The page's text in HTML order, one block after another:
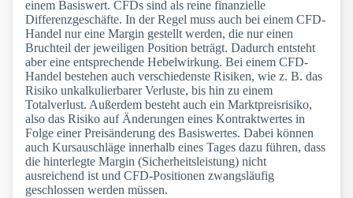
einem Basiswert. CFDs sind als reine finanzielle
Differenzgeschäfte. In der Regel muss auch bei einem CFD-
Handel nur eine Margin gestellt werden, die nur einen
Bruchteil der jeweiligen Position beträgt. Dadurch entsteht
aber eine entsprechende Hebelwirkung. Bei einem CFD-
Handel bestehen auch verschiedenste Risiken, wie z. B. das
Risiko unkalkulierbarer Verluste, bis hin zu einem
Totalverlust. Außerdem besteht auch ein Marktpreisrisiko,
also das Risiko auf Änderungen eines Kontraktwertes in
Folge einer Preisänderung des Basiswertes. Dabei können
auch Kursauschläge innerhalb eines Tages dazu führen, dass
die hinterlegte Margin (Sicherheitsleistung) nicht
ausreichend ist und CFD-Positionen zwangsläufig
geschlossen werden müssen.